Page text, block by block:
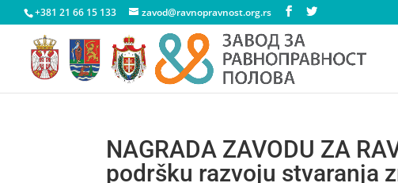
+381 21 66 15 133 zavod@ravnopravnost.org.rs
NAGRADA ZAVODU ZA
podršku razvoju stvaranja